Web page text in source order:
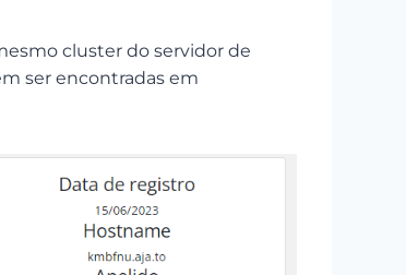
cluster do servidor de
ser encontradas em